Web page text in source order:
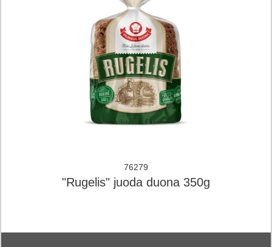
76279
"Rugelis" juoda duona 350g